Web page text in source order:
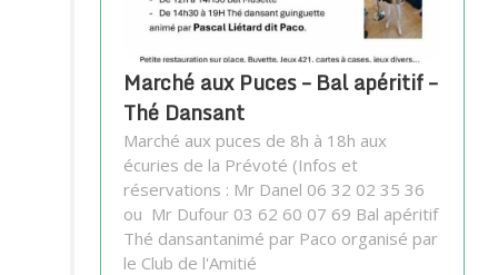
Marché aux Puces – Bal apéritif –
Thé Dansant
Marché aux puces de 8h à 18h aux
écuries de la Prévoté (Infos et
réservations : Mr Danel 06 32 02 35 36
ou Mr Dufour 03 62 60 07 69 Bal apéritif
Thé dansantanimé par Paco organisé par
le Club de l'Amitié